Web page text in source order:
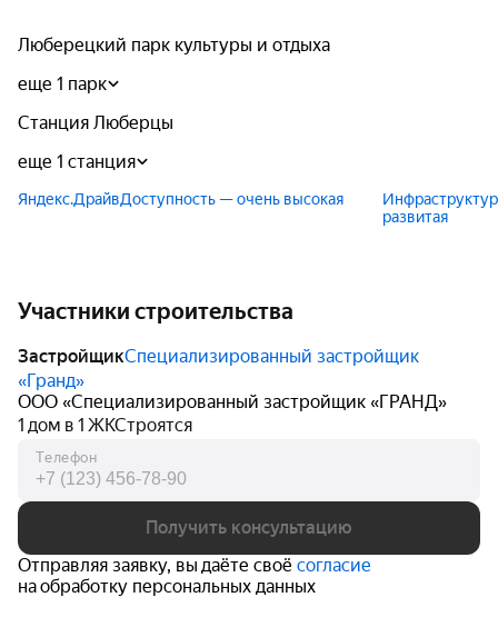
Люберецкий парк культуры и отдыха
еще 1 парк
Станция Люберцы
еще 1 станция
Яндекс.ДрайвДоступность — очень высокая
развитая
Участники строительства
ЗастройщикСпециализированный застройщик
«Гранд»
ООО «Специализированный застройщик «ГРАНД»
1 дом в 1 ЖКСтроятся
Телефон
Получить консультацию
Отправляя заявку, вы даёте своё согласие
на обработку персональных данных